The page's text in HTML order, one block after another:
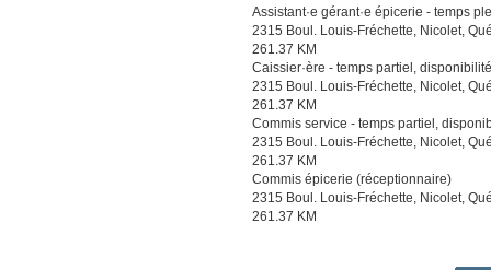
Assistant·e gérant·e épicerie - temps
2315 Boul. Louis-Fréchette, Nicolet,
261.37 KM
Caissier·ère - temps partiel,
2315 Boul. Louis-Fréchette, Nicolet,
261.37 KM
Commis service - temps partiel,
2315 Boul. Louis-Fréchette, Nicolet,
261.37 KM
Commis épicerie (réceptionnaire)
2315 Boul. Louis-Fréchette, Nicolet,
261.37 KM